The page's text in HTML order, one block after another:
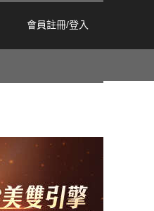
會員註冊/登入